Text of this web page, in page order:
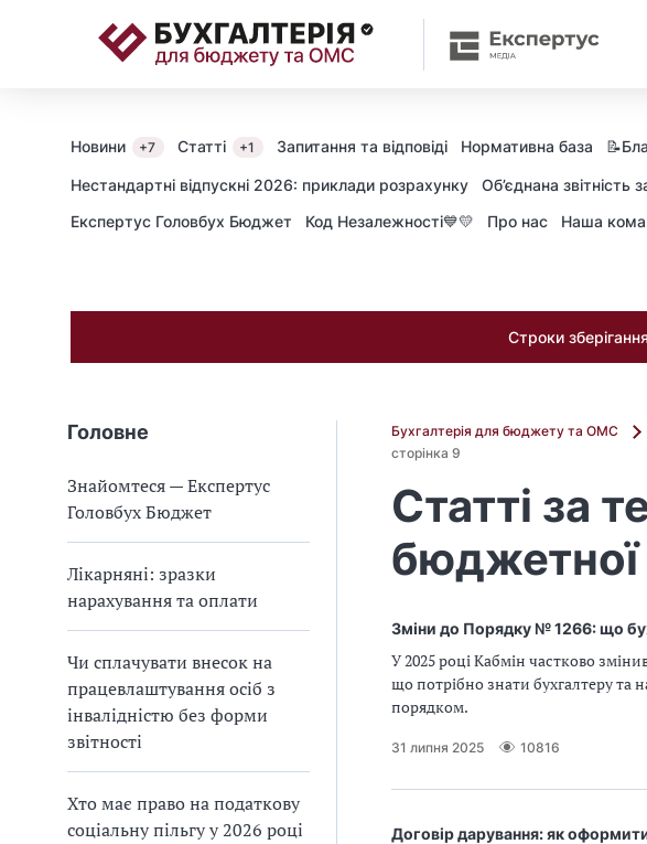
Новини +7 Статті +1 Запитання та відповіді Нормативна база
Нестандартні відпускні 2026: приклади розрахунку
Об’єднана звітність
Експертус Головбух Бюджет
Код Незалежності💙💛 Про нас Наша
Строки
Головне
Знайомтеся — Експертус
Головбух Бюджет
Лікарняні: зразки
нарахування та оплати
Чи сплачувати внесок на
працевлаштування осіб з
інвалідністю без форми
звітності
Хто має право на податкову
соціальну пільгу у 2026 році
Бухгалтерія для бюджету та ОМС
сторінка 9
Статті за
бюджетної
Зміни до Порядку № 1266: що
У 2025 році Кабмін частково
що потрібно знати бухгалтеру та
порядком.
31 липня 2025 10816
Договір дарування: як